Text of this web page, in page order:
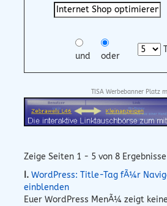
und oder
TISA Werbebanner Platz
Zeige Seiten 1 - 5 von 8
I. WordPress: Title-Tag fÃ¼r
einblenden
Euer WordPress MenÃ¼ zeigt